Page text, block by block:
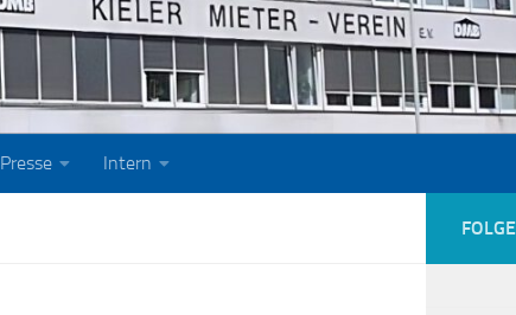
Presse Intern